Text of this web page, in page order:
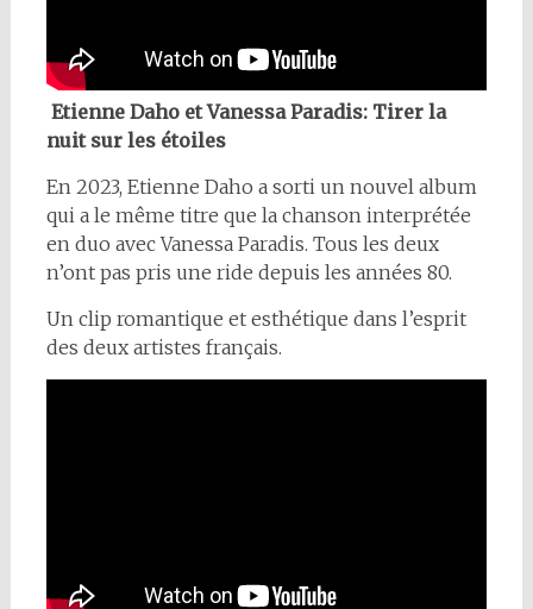
Etienne Daho et Vanessa Paradis: Tirer la
nuit sur les étoiles
En 2023, Etienne Daho a sorti un nouvel album
qui a le même titre que la chanson interprétée
en duo avec Vanessa Paradis. Tous les deux
n’ont pas pris une ride depuis les années 80.
Un clip romantique et esthétique dans l’esprit
des deux artistes français.